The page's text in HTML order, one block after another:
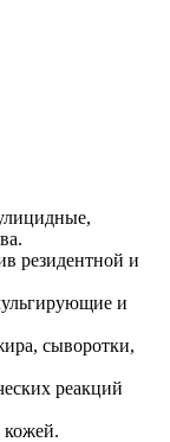
резидентной и
и
сыворотки,
реакций
кожей.